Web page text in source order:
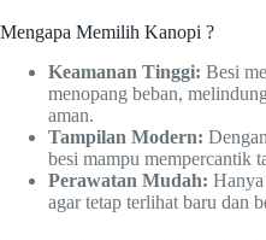
Mengapa Memilih Kanopi ?
Keamanan Tinggi: Besi
menopang beban,
aman.
Tampilan Modern:
besi mampu mempercantik
Perawatan Mudah: Hanya
agar tetap terlihat baru dan